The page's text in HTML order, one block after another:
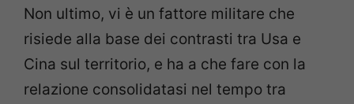
Non ultimo, vi è un fattore militare che
risiede alla base dei contrasti tra Usa e
Cina sul territorio, e ha a che fare con la
relazione consolidatasi nel tempo tra